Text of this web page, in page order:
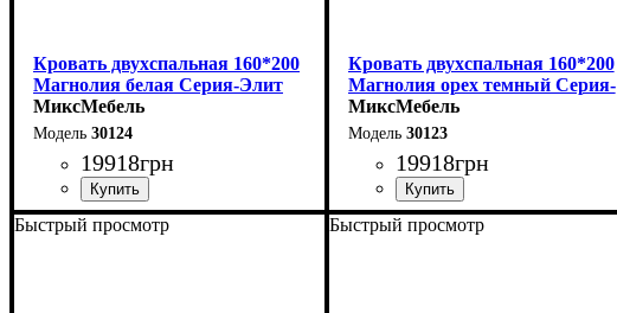
Кровать двухспальная 160*200
Магнолия белая Серия-Элит
МиксМебель
30124
19918грн
Кровать двухспальная 160*200
Магнолия орех темный Серия-
Элит
МиксМебель
30123
19918грн
Быстрый просмотр Быстрый просмотр